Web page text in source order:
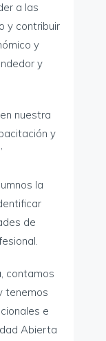
a las
y contribuir
y
y
nuestra
y
la
de
contamos
tenemos
e
Abierta